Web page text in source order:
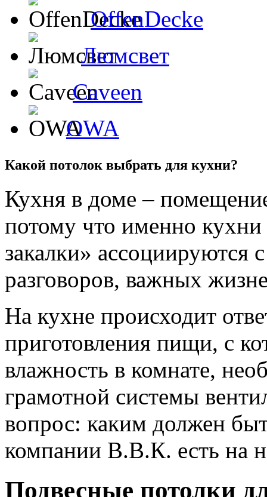
OffenDecke
Люмсвет
Caveen
OWA
Какой потолок выбрать для кухни?
Кухня в доме –
потому что именно
закалки»
разговоров, важных
На кухне происходит
приготовления пищи, с
влажность в комнате,
грамотной системы
вопрос: каким должен
компании В.В.К. есть на
Подвесные потолки